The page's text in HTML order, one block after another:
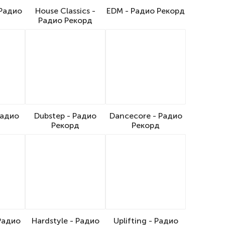
House Classics -
Радио Рекорд
EDM - Радио Рекорд
Dubstep - Радио
Рекорд
Dancecore - Радио
Рекорд
Hardstyle - Радио Uplifting - Радио